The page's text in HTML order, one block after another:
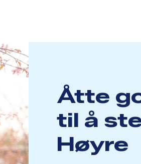
Åtte
til å
Høyre